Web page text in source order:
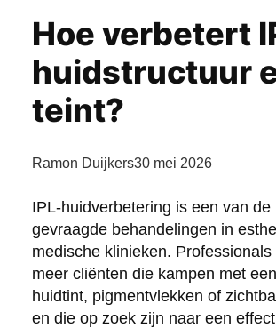
Hoe verbetert
huidstructuur
teint?
Ramon Duijkers30 mei 2026
IPL-huidverbetering is een van de
gevraagde behandelingen in
medische klinieken.
meer cliënten die kampen met
huidtint, pigmentvlekken of
en die op zoek zijn naar een